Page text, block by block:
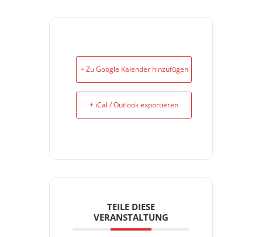
+ Zu Google Kalender hinzufügen
+ iCal / Outlook exportieren
TEILE DIESE
VERANSTALTUNG